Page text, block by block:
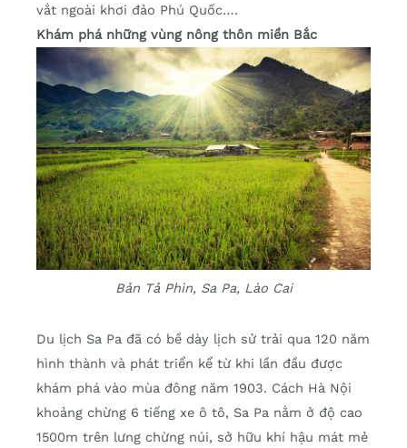
vắt ngoài khơi đảo Phú Quốc….
Khám phá những vùng nông thôn miền Bắc
Bản Tả Phìn, Sa Pa, Lào Cai
Du lịch Sa Pa đã có bề dày lịch sử trải qua 120 năm
hình thành và phát triển kể từ khi lần đầu được
khám phá vào mùa đông năm 1903. Cách Hà Nội
khoảng chừng 6 tiếng xe ô tô, Sa Pa nằm ở độ cao
1500m trên lưng chừng núi, sở hữu khí hậu mát mẻ